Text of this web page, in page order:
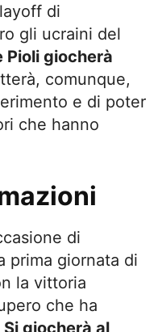
di
gli ucraini del
Pioli giocherà
comunque,
e di poter
che hanno
di
prima giornata di
la vittoria
che ha
Si giocherà al